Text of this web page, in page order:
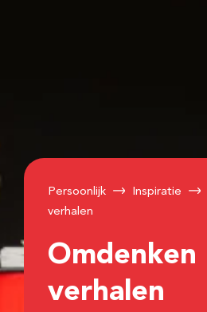
Persoonlijk Inspiratie
verhalen
Omdenken
verhalen